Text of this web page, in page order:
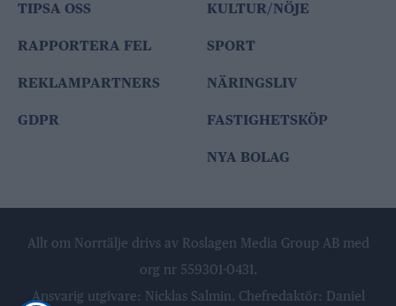
TIPSA OSS
RAPPORTERA FEL
REKLAMPARTNERS
GDPR
KULTUR/NÖJE
SPORT
NÄRINGSLIV
FASTIGHETSKÖP
NYA BOLAG
Allt om Norrtälje drivs av Roslagen Media Group AB med
org nr 559301-0431.
Ansvarig utgivare: Nicklas Salmin. Chefredaktör: Daniel